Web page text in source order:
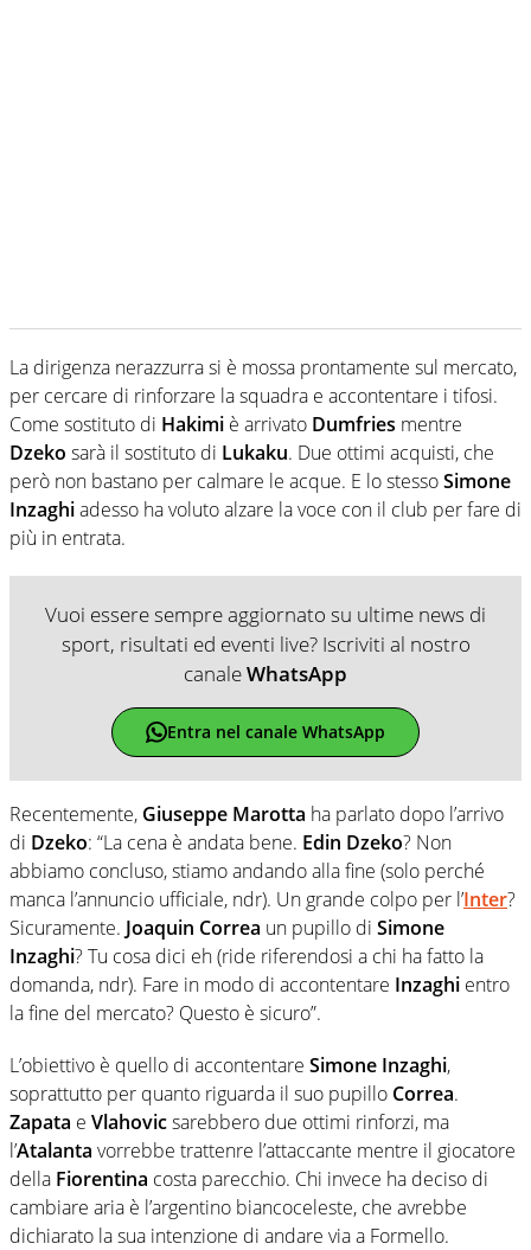
La dirigenza nerazzurra si è mossa prontamente sul mercato,
per cercare di rinforzare la squadra e accontentare i tifosi.
Come sostituto di Hakimi è arrivato Dumfries mentre
Dzeko sarà il sostituto di Lukaku. Due ottimi acquisti, che
però non bastano per calmare le acque. E lo stessoSimone
Inzaghiadesso ha voluto alzare la voce con il club per fare di
più in entrata.
Vuoi essere sempre aggiornato su ultime news di
sport, risultati ed eventi live? Iscriviti al nostro
canaleWhatsApp
Entra nel canale WhatsApp
Recentemente, Giuseppe Marotta ha parlato dopo l’arrivo
di Dzeko: “La cena è andata bene. Edin Dzeko? Non
abbiamo concluso, stiamo andando alla fine (solo perché
manca l’annuncio ufficiale, ndr). Un grande colpo per l’Inter?
Sicuramente. Joaquin Correa un pupillo di Simone
Inzaghi? Tu cosa dici eh (ride riferendosi a chi ha fatto la
domanda, ndr). Fare in modo di accontentare Inzaghi entro
la fine del mercato? Questo è sicuro”.
L’obiettivo è quello di accontentare Simone Inzaghi,
soprattutto per quanto riguarda il suo pupillo Correa.
Zapata e Vlahovicsarebbero due ottimi rinforzi, ma
l’Atalanta vorrebbe trattenre l’attaccante mentre il giocatore
della Fiorentina costa parecchio. Chi invece ha deciso di
cambiare aria è l’argentino biancoceleste, che avrebbe
dichiarato la sua intenzione di andare via a Formello.